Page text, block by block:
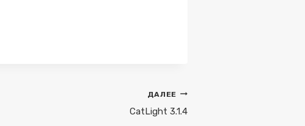
ДАЛЕЕ
CatLight 3.1.4